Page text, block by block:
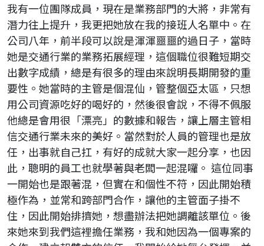
我有一位團隊成員，現在是業務部門的大將，非常有
潛力往上提升，我更把她放在我的接班人名單中。在
公司八年，前半段可以說是渾渾噩噩的過日子，當時
她是交通行業的業務拓展經理，這個職位很難短期交
出數字成績，總是有很多的理由來說明長期開發的重
要性。她當時的主管是個混仙，管整個亞太區，只想
用公司資源吃好的喝好的，然後很會說，不得不佩服
他總是會用很「漂亮」的數據和報告，讓上層主管相
信交通行業未來的美好。當然對於人員的管理也是放
任，出事就自己扛，有好的成就大家一起分享，也因
此，聰明的員工也就學著與老闆一起混囉。 這位同事
一開始也是跟著混，但實在和個性不符，因此開始積
極作為，並常和跨部門合作，讓他的主管面子掛不
住，因此開始排擠她，想盡辦法把她調離該單位。後
來她來到我們這裡擔任業務，我和她因為一個專案的